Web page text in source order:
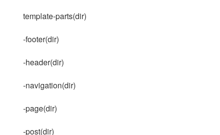
template-parts(dir)
-footer(dir)
-header(dir)
-navigation(dir)
-page(dir)
-post(dir)